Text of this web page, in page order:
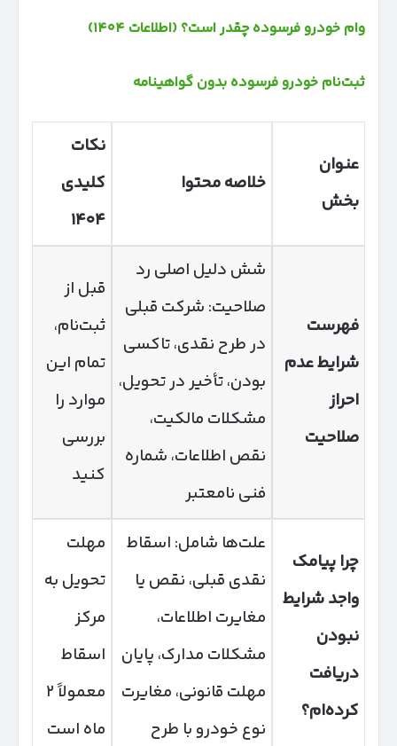
وام خودرو فرسوده چقدر است؟ (اطلاعات ۱۴۰۴)
ثبت‌نام خودرو فرسوده بدون گواهینامه
عنوان
بخش
خلاصه محتوا
نکات
کلیدی
۱۴۰۴
فهرست
شرایط عدم
احراز
صلاحیت
شش دلیل اصلی رد
صلاحیت: شرکت قبلی
در طرح نقدی، تاکسی
بودن، تأخیر در تحویل،
مشکلات مالکیت،
نقص اطلاعات، شماره
فنی نامعتبر
قبل از
ثبت‌نام،
تمام این
موارد را
بررسی
کنید
چرا پیامک
واجد شرایط
نبودن
دریافت
کرده‌ام؟
علت‌ها شامل: اسقاط
نقدی قبلی، نقص یا
مغایرت اطلاعات،
مشکلات مدارک، پایان
مهلت قانونی، مغایرت
نوع خودرو با طرح
مهلت
تحویل به
مرکز
اسقاط
معمولاً ۲
ماه است